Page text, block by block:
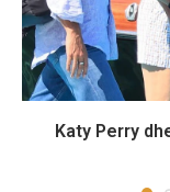
Katy Perry